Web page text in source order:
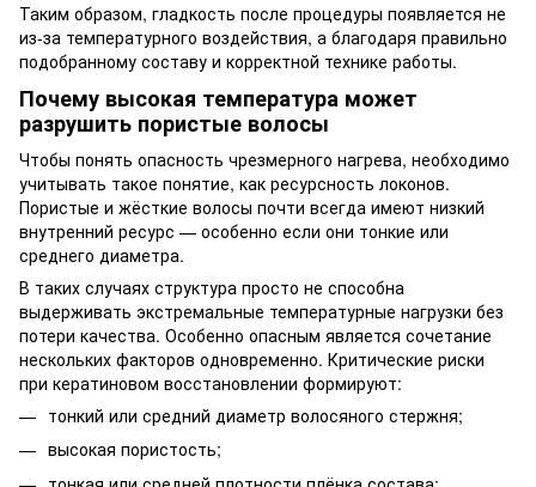
Таким образом, гладкость после процедуры появляется не
из-за температурного воздействия, а благодаря правильно
подобранному составу и корректной технике работы.
Почему высокая температура может
разрушить пористые волосы
Чтобы понять опасность чрезмерного нагрева, необходимо
учитывать такое понятие, как ресурсность локонов.
Пористые и жёсткие волосы почти всегда имеют низкий
внутренний ресурс — особенно если они тонкие или
среднего диаметра.
В таких случаях структура просто не способна
выдерживать экстремальные температурные нагрузки без
потери качества. Особенно опасным является сочетание
нескольких факторов одновременно. Критические риски
при кератиновом восстановлении формируют:
тонкий или средний диаметр волосяного стержня;
высокая пористость;